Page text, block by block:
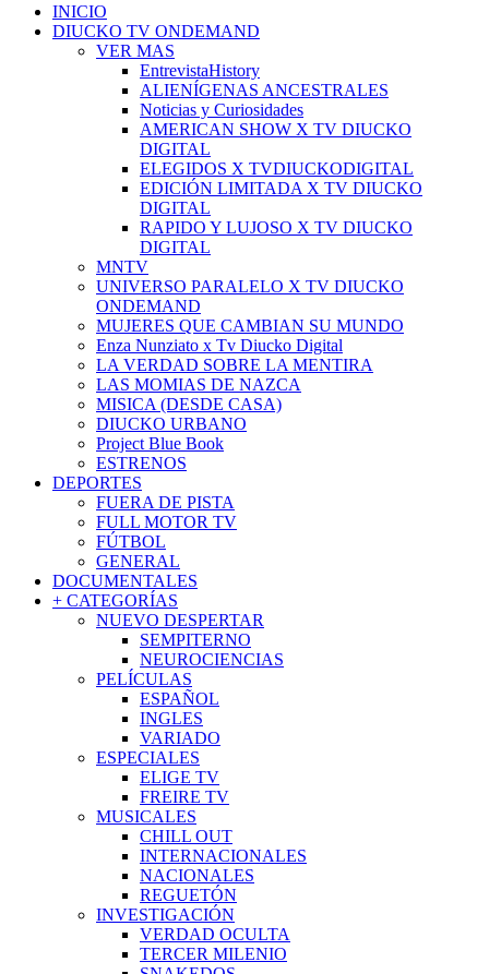
INICIO
DIUCKO TV ONDEMAND
VER MAS
EntrevistaHistory
ALIENÍGENAS ANCESTRALES
Noticias y Curiosidades
AMERICAN SHOW X TV DIUCKO
DIGITAL
ELEGIDOS X TVDIUCKODIGITAL
EDICIÓN LIMITADA X TV DIUCKO
DIGITAL
RAPIDO Y LUJOSO X TV DIUCKO
DIGITAL
MNTV
UNIVERSO PARALELO X TV DIUCKO
ONDEMAND
MUJERES QUE CAMBIAN SU MUNDO
Enza Nunziato x Tv Diucko Digital
LA VERDAD SOBRE LA MENTIRA
LAS MOMIAS DE NAZCA
MISICA (DESDE CASA)
DIUCKO URBANO
Project Blue Book
ESTRENOS
DEPORTES
FUERA DE PISTA
FULL MOTOR TV
FÚTBOL
GENERAL
DOCUMENTALES
+ CATEGORÍAS
NUEVO DESPERTAR
SEMPITERNO
NEUROCIENCIAS
PELÍCULAS
ESPAÑOL
INGLES
VARIADO
ESPECIALES
ELIGE TV
FREIRE TV
MUSICALES
CHILL OUT
INTERNACIONALES
NACIONALES
REGUETÓN
INVESTIGACIÓN
VERDAD OCULTA
TERCER MILENIO